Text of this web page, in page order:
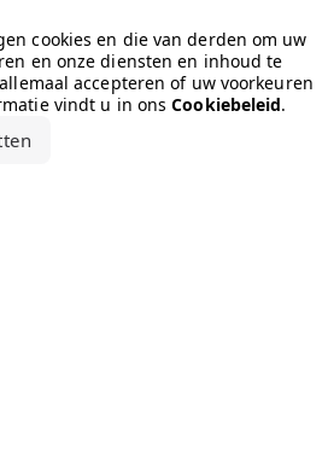
cookies en die van derden om uw
en onze diensten en inhoud te
accepteren of uw voorkeuren
vindt u in onsCookiebeleid.
the brand